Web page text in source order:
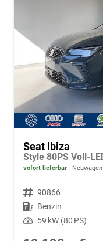
Seat Ibiza
sofort lieferbar Neuwagen
Fahrzeugnr. 90866
Kraftstoff Benzin
Leistung 59 kW (80 PS)